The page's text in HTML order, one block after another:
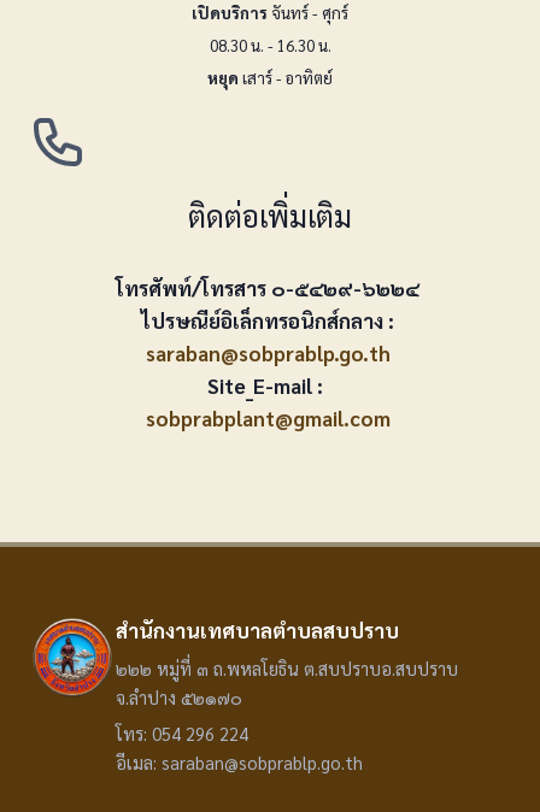
เปิดบริการ จันทร์ - ศุกร์
08.30 น. - 16.30 น.
หยุด เสาร์ - อาทิตย์
ติดต่อเพิ่มเติม
โทรศัพท์/โทรสาร ๐-๕๔๒๙-๖๒๒๔
ไปรษณีย์อิเล็กทรอนิกส์กลาง :
saraban@sobprablp.go.th
Site_E-mail :
sobprabplant@gmail.com
สำนักงานเทศบาลตำบลสบปราบ
๒๒๒ หมู่ที่ ๓ ถ.พหลโยธิน ต.สบปราบอ.สบปราบ
จ.ลำปาง ๕๒๑๗๐
โทร: 054 296 224
อีเมล: saraban@sobprablp.go.th